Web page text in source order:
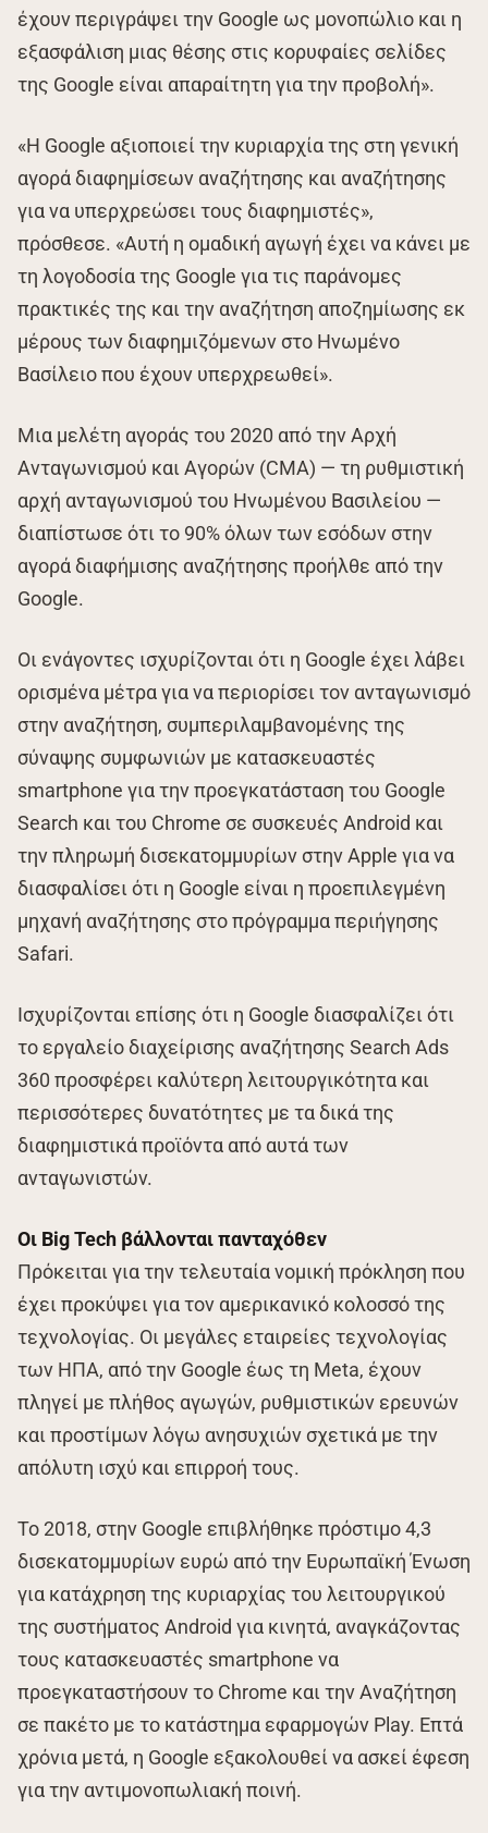
έχουν περιγράψει την Google ως μονοπώλιο και η
εξασφάλιση μιας θέσης στις κορυφαίες σελίδες
της Google είναι απαραίτητη για την προβολή».
«Η Google αξιοποιεί την κυριαρχία της στη γενική
αγορά διαφημίσεων αναζήτησης και αναζήτησης
για να υπερχρεώσει τους διαφημιστές»,
πρόσθεσε. «Αυτή η ομαδική αγωγή έχει να κάνει με
τη λογοδοσία της Google για τις παράνομες
πρακτικές της και την αναζήτηση αποζημίωσης εκ
μέρους των διαφημιζόμενων στο Ηνωμένο
Βασίλειο που έχουν υπερχρεωθεί».
Μια μελέτη αγοράς του 2020 από την Αρχή
Ανταγωνισμού και Αγορών (CMA) — τη ρυθμιστική
αρχή ανταγωνισμού του Ηνωμένου Βασιλείου —
διαπίστωσε ότι το 90% όλων των εσόδων στην
αγορά διαφήμισης αναζήτησης προήλθε από την
Google.
Οι ενάγοντες ισχυρίζονται ότι η Google έχει λάβει
ορισμένα μέτρα για να περιορίσει τον ανταγωνισμό
στην αναζήτηση, συμπεριλαμβανομένης της
σύναψης συμφωνιών με κατασκευαστές
smartphone για την προεγκατάσταση του Google
Search και του Chrome σε συσκευές Android και
την πληρωμή δισεκατομμυρίων στην Apple για να
διασφαλίσει ότι η Google είναι η προεπιλεγμένη
μηχανή αναζήτησης στο πρόγραμμα περιήγησης
Safari.
Ισχυρίζονται επίσης ότι η Google διασφαλίζει ότι
το εργαλείο διαχείρισης αναζήτησης Search Ads
360 προσφέρει καλύτερη λειτουργικότητα και
περισσότερες δυνατότητες με τα δικά της
διαφημιστικά προϊόντα από αυτά των
ανταγωνιστών.
Οι Big Tech βάλλονται πανταχόθεν
Πρόκειται για την τελευταία νομική πρόκληση που
έχει προκύψει για τον αμερικανικό κολοσσό της
τεχνολογίας. Οι μεγάλες εταιρείες τεχνολογίας
των ΗΠΑ, από την Google έως τη Meta, έχουν
πληγεί με πλήθος αγωγών, ρυθμιστικών ερευνών
και προστίμων λόγω ανησυχιών σχετικά με την
απόλυτη ισχύ και επιρροή τους.
Το 2018, στην Google επιβλήθηκε πρόστιμο 4,3
δισεκατομμυρίων ευρώ από την Ευρωπαϊκή Ένωση
για κατάχρηση της κυριαρχίας του λειτουργικού
της συστήματος Android για κινητά, αναγκάζοντας
τους κατασκευαστές smartphone να
προεγκαταστήσουν το Chrome και την Αναζήτηση
σε πακέτο με το κατάστημα εφαρμογών Play. Επτά
χρόνια μετά, η Google εξακολουθεί να ασκεί έφεση
για την αντιμονοπωλιακή ποινή.